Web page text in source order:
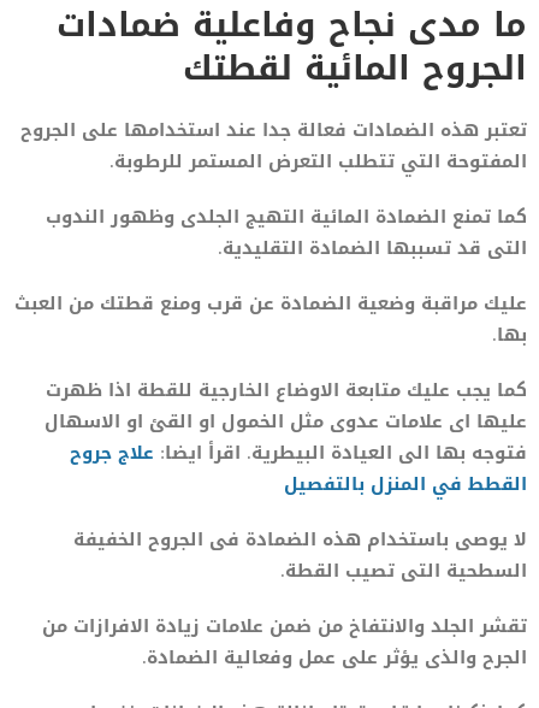
ما مدى نجاح وفاعلية ضمادات
الجروح المائية لقطتك
تعتبر هذه الضمادات فعالة جدا عند استخدامها على الجروح
المفتوحة التي تتطلب التعرض المستمر للرطوبة.
كما تمنع الضمادة المائية التهيج الجلدى وظهور الندوب
التى قد تسببها الضمادة التقليدية.
عليك مراقبة وضعية الضمادة عن قرب ومنع قطتك من العبث
بها.
كما يجب عليك متابعة الاوضاع الخارجية للقطة اذا ظهرت
عليها اى علامات عدوى مثل الخمول او القئ او الاسهال
فتوجه بها الى العيادة البيطرية. اقرأ ايضا: علاج جروح
القطط في المنزل بالتفصيل
لا يوصى باستخدام هذه الضمادة فى الجروح الخفيفة
السطحية التى تصيب القطة.
تقشر الجلد والانتفاخ من ضمن علامات زيادة الافرازات من
الجرح والذى يؤثر على عمل وفعالية الضمادة.